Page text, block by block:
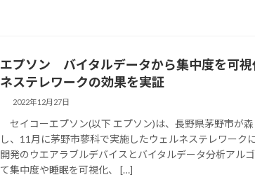
エプソン バイタルデータから集中度を可
ネステレワークの効果を実証
2022年12月27日
セイコーエプソン(以下 エプソン)は、長野県茅野市が
し、11月に茅野市蓼科で実施したウェルネステレワーク
開発のウエアラブルデバイスとバイタルデータ分析アル
て集中度や睡眠を可視化、 […]